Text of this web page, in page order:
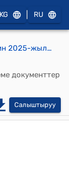
KG RU
Бишкек шаардык кеңешинин 2025-жылдын 23-декабрындагы № 71 "Бишкек шаардык кеңешинин 2005-жылдын 10-октябрындагы № 111 «Бишкек шаарынын ардактуу жараны жөнүндө» жобону бекитүү тууралуу» токтомуна өзгөртүү киргизүү жөнүндө" токтому
документтер
Салыштыруу